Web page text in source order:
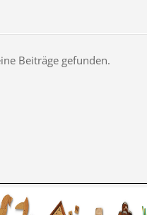
Beiträge gefunden.